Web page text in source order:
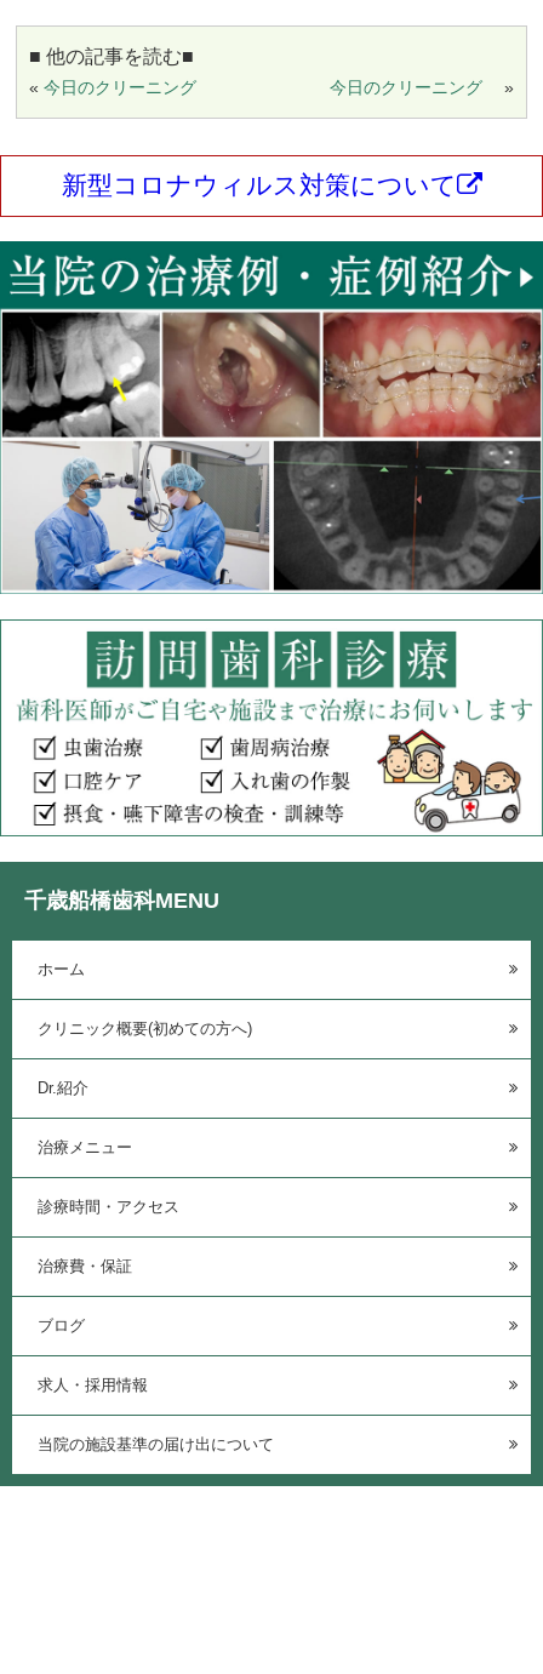
■ 他の記事を読む■
«今日のクリーニング 今日のクリーニング »
新型コロナウィルス対策について
千歳船橋歯科MENU
ホーム
クリニック概要(初めての方へ)
Dr.紹介
治療メニュー
診療時間・アクセス
治療費・保証
ブログ
求人・採用情報
当院の施設基準の届け出について